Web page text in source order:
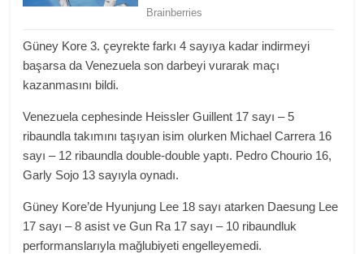
Güney Kore 3. çeyrekte farkı 4 sayıya kadar indirmeyi
başarsa da Venezuela son darbeyi vurarak maçı
kazanmasını bildi.
Venezuela cephesinde Heissler Guillent 17 sayı – 5
ribaundla takımını taşıyan isim olurken Michael Carrera 16
sayı – 12 ribaundla double-double yaptı. Pedro Chourio 16,
Garly Sojo 13 sayıyla oynadı.
Güney Kore’de Hyunjung Lee 18 sayı atarken Daesung Lee
17 sayı – 8 asist ve Gun Ra 17 sayı – 10 ribaundluk
performanslarıyla mağlubiyeti engelleyemedi.